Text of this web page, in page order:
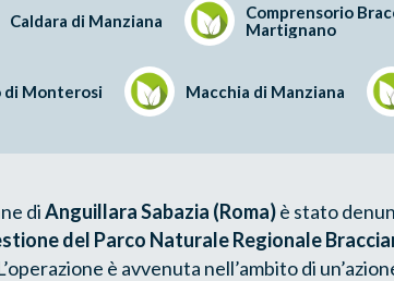
Caldara di Manziana
Comprensorio
Martignano
di Monterosi Macchia di Manziana
diAnguillara Sabazia (Roma)è stato
del Parco Naturale Regionale
è avvenuta nell’ambito di